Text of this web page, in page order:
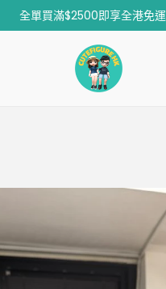
全單買滿$2500即享全港免運